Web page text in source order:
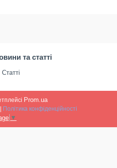
та статті
Статті
Prom.ua
Політика конфіденційності
▼